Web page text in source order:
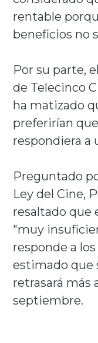
rentable
beneficios no
Por su parte,
de Telecinco
ha matizado
preferirían
respondiera a
Preguntado
Ley del Cine,
resaltado que
"muy
responde a
estimado que
retrasará más
septiembre.